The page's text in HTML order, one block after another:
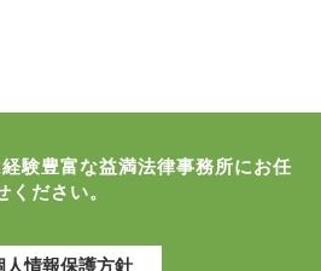
験豊富な益満法律事務所にお任
ください。
人情報保護方針